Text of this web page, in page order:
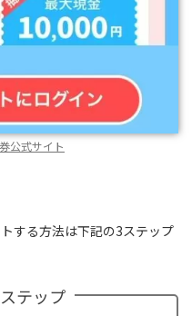
公式サイト
する方法は下記の3ステップ
テップ